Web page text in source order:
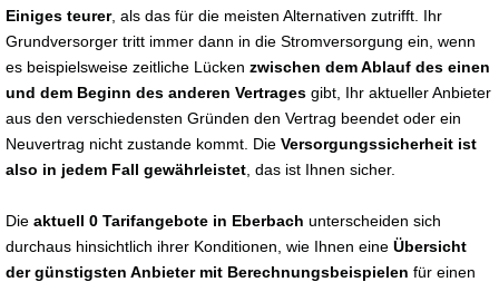
Einiges teurer, als das für die meisten Alternativen zutrifft. Ihr
Grundversorger tritt immer dann in die Stromversorgung ein, wenn
es beispielsweise zeitliche Lücken zwischen dem Ablauf des einen
und dem Beginn des anderen Vertrages gibt, Ihr aktueller Anbieter
aus den verschiedensten Gründen den Vertrag beendet oder ein
Neuvertrag nicht zustande kommt. Die Versorgungssicherheit ist
also in jedem Fall gewährleistet , das ist Ihnen sicher.
Die aktuell 0 Tarifangebote in Eberbach unterscheiden sich
durchaus hinsichtlich ihrer Konditionen, wie Ihnen eine Übersicht
der günstigsten Anbieter mit Berechnungsbeispielen für einen